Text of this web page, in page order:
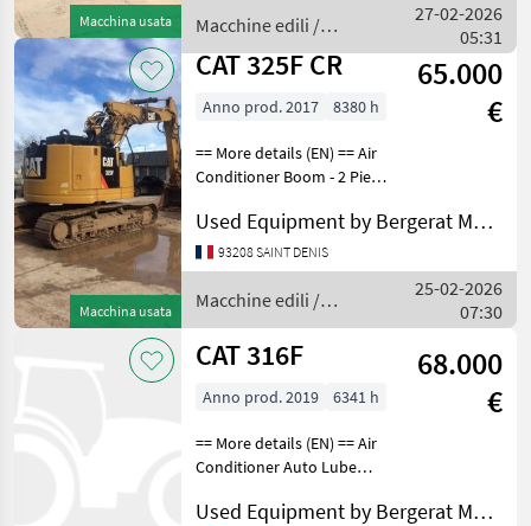
Macchina usata
Available at Boss Machi
Macchine edili /
CAT
27-02-2026
05:31
Macchina usata
CAT 325F CR
65.000
€
Anno prod. 2017 8380 h
== More details (EN) == Air
Conditioner Boom - 2 Piece
- Quick Coupler Type -
Hydraulic Lighting Online
Owner's Manual Radio Stick
- Med
Used Equipment by Bergerat Monnoyeur
93208 SAINT DENIS
Macchine edili /
CAT
25-02-2026
07:30
CAT 316F
68.000
€
Anno prod. 2019 6341 h
== More details (EN) == Air
Conditioner Auto Lube
Pressure - High Pressure
Used Equipment by Bergerat Monnoyeur